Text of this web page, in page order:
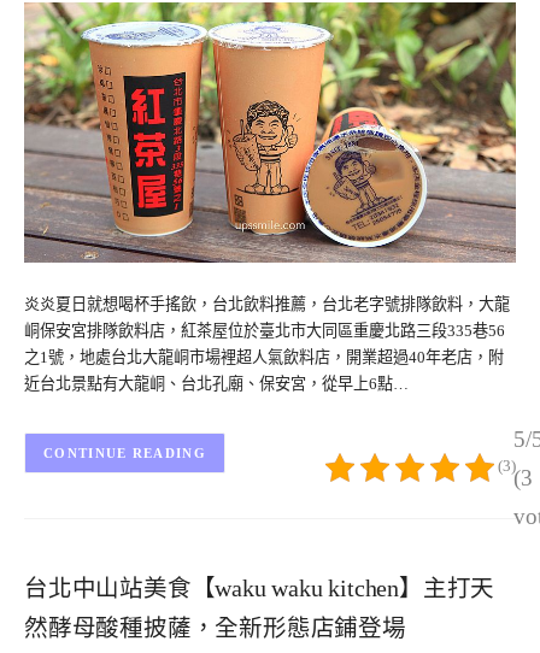
炎炎夏日就想喝杯手搖飲，台北飲料推薦，台北老字號排隊飲料，大龍
峒保安宮排隊飲料店，紅茶屋位於臺北市大同區重慶北路三段335巷56
之1號，地處台北大龍峒市場裡超人氣飲料店，開業超過40年老店，附
近台北景點有大龍峒、台北孔廟、保安宮，從早上6點…
5/
(3
(3)
CONTINUE READING
台北中山站美食【waku waku kitchen】主打天
然酵母酸種披薩，全新形態店鋪登場